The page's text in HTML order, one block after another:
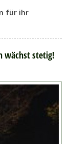
für ihr
wächst stetig!